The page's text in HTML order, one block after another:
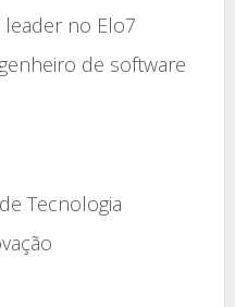
leader no Elo7
de software
Tecnologia